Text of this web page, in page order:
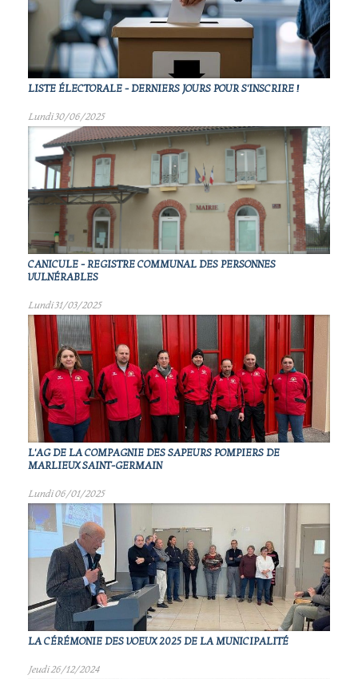
LISTE ÉLECTORALE - DERNIERS JOURS POUR S'INSCRIRE !
Lundi 30/06/2025
CANICULE - REGISTRE COMMUNAL DES PERSONNES
VULNÉRABLES
Lundi 31/03/2025
L'AG DE LA COMPAGNIE DES SAPEURS POMPIERS DE
MARLIEUX SAINT-GERMAIN
Lundi 06/01/2025
LA CÉRÉMONIE DES VOEUX 2025 DE LA MUNICIPALITÉ
Jeudi 26/12/2024